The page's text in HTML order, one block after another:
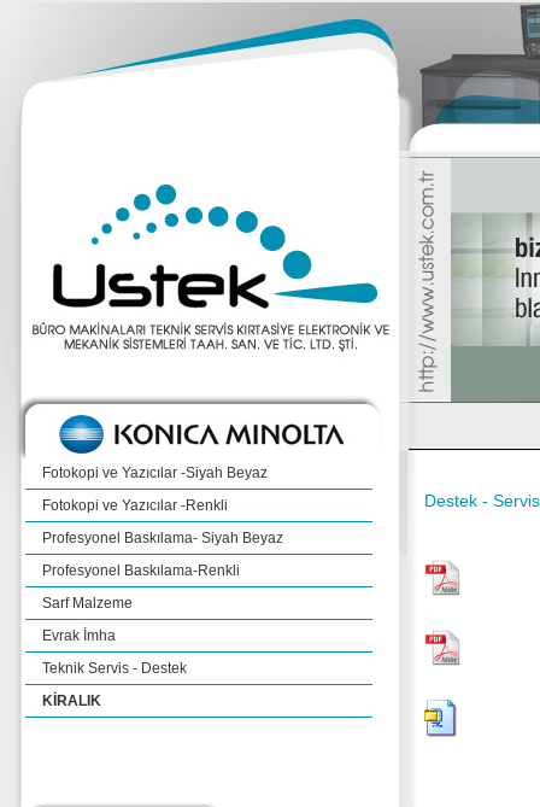
Fotokopi ve Yazıcılar -Siyah Beyaz
Fotokopi ve Yazıcılar -Renkli
Profesyonel Baskılama- Siyah Beyaz
Profesyonel Baskılama-Renkli
Sarf Malzeme
Evrak İmha
Teknik Servis - Destek
KİRALIK
Destek - Servis